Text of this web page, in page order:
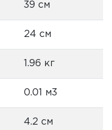
39 см
24 см
1.96 кг
0.01 м3
4.2 см